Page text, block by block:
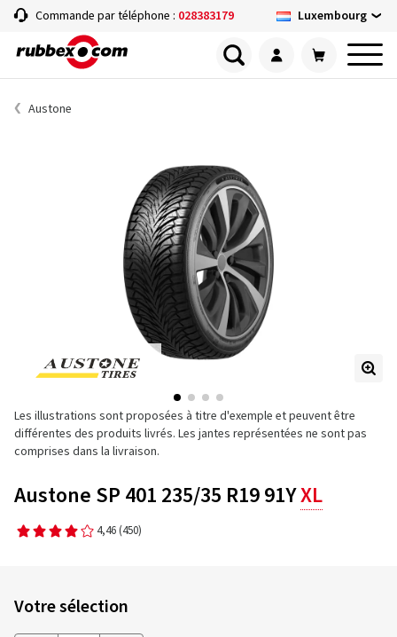
Commande par téléphone : 028383179 Luxembourg
Austone
Les illustrations sont proposées à titre d'exemple et peuvent être
différentes des produits livrés. Les jantes représentées ne sont pas
comprises dans la livraison.
Austone SP 401 235/35 R19 91YXL
4,46 (450)
Votre sélection